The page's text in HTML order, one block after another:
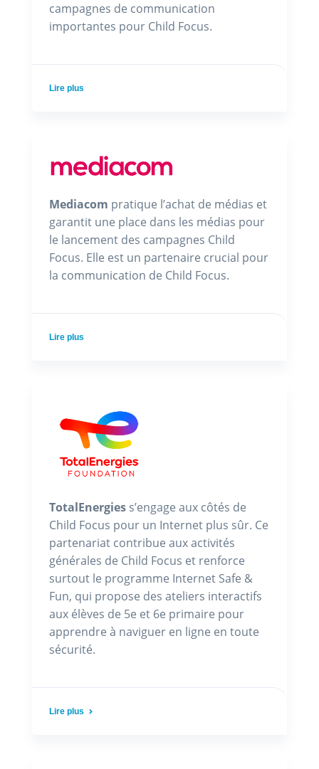
campagnes de communication
importantes pour Child Focus.
Lire plus
Mediacom pratique l’achat de médias et
garantit une place dans les médias pour
le lancement des campagnes Child
Focus. Elle est un partenaire crucial pour
la communication de Child Focus.
Lire plus
TotalEnergies s’engage aux côtés de
Child Focus pour un Internet plus sûr. Ce
partenariat contribue aux activités
générales de Child Focus et renforce
surtout le programme Internet Safe &
Fun, qui propose des ateliers interactifs
aux élèves de 5e et 6e primaire pour
apprendre à naviguer en ligne en toute
sécurité.
Lire plus